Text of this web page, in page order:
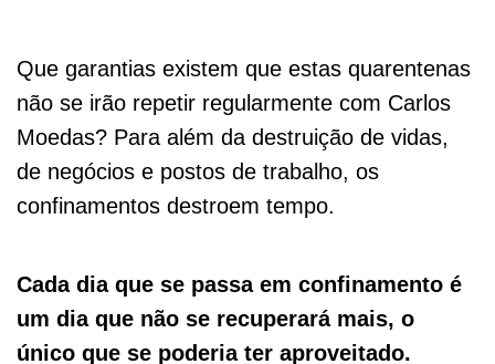
Que garantias existem que estas quarentenas
não se irão repetir regularmente com Carlos
Moedas? Para além da destruição de vidas,
de negócios e postos de trabalho, os
confinamentos destroem tempo.
Cada dia que se passa em confinamento é
um dia que não se recuperará mais, o
único que se poderia ter aproveitado.